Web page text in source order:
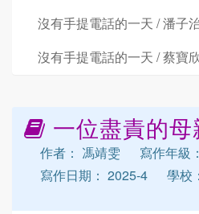
沒有手提電話的一天 / 潘子
沒有手提電話的一天 / 蔡寶
一位盡責的母
作者： 馮靖雯
寫作年級
寫作日期： 2025-4
學校：